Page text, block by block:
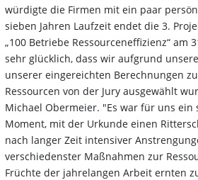
würdigte die Firmen mit ein paar
sieben Jahren Laufzeit endet die 3.
„100 Betriebe Ressourceneffizienz“ am
sehr glücklich, dass wir aufgrund
unserer eingereichten Berechnungen
Ressourcen von der Jury ausgewählt
Michael Obermeier. "Es war für uns ein
Moment, mit der Urkunde einen
nach langer Zeit intensiver
verschiedenster Maßnahmen zur
Früchte der jahrelangen Arbeit ernten